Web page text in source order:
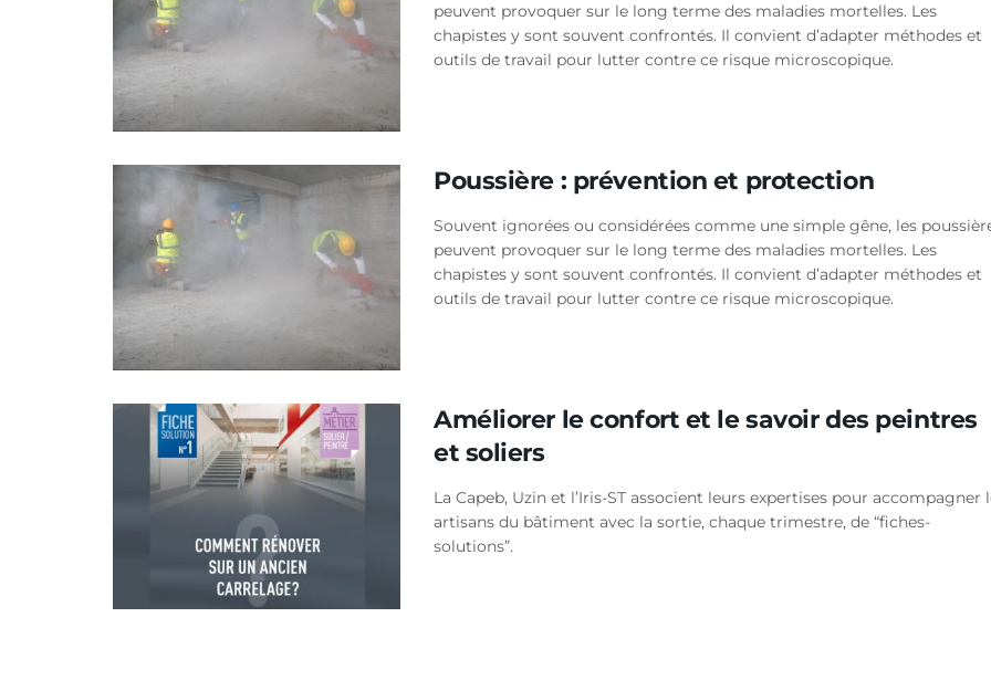
peuvent provoquer sur le long terme des maladies mortelles. Les
chapistes y sont souvent confrontés. Il convient d’adapter méthodes et
outils de travail pour lutter contre ce risque microscopique.
Poussière : prévention et protection
Souvent ignorées ou considérées comme une simple gêne, les
peuvent provoquer sur le long terme des maladies mortelles. Les
chapistes y sont souvent confrontés. Il convient d’adapter méthodes et
outils de travail pour lutter contre ce risque microscopique.
Améliorer le confort et le savoir des peintres
et soliers
La Capeb, Uzin et l’Iris-ST associent leurs expertises pour accompagner
artisans du bâtiment avec la sortie, chaque trimestre, de “fiches-
solutions”.